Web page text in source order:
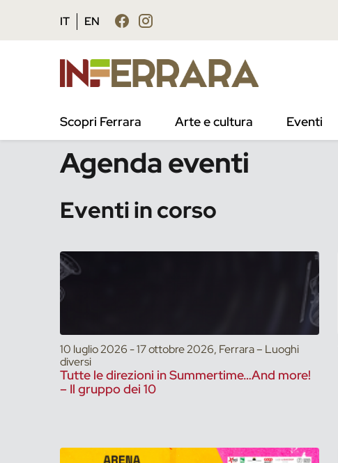
Vai al contenuto principale
Vai al footer
IT EN
Scopri Ferrara Arte e cultura Eventi
/ Eventi
Agenda eventi
Eventi in corso
10 luglio 2026 - 17 ottobre 2026, Ferrara – Luoghi
diversi
Tutte le direzioni in Summertime…And more!
– Il gruppo dei 10